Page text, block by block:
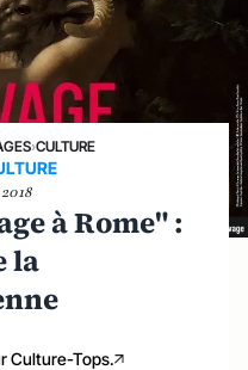
›CULTURE
à Rome" :
la
Culture-Tops.